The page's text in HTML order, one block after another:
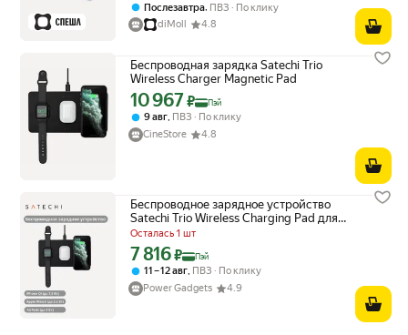
Послезавтра, ПВЗ
По клику
diMoll
4.8
Беспроводная зарядка Satechi Trio
Wireless Charger Magnetic Pad
Цена с картой Яндекс Пэй 10967 ₽ вместо
10 967₽ Пэй
9 авг, ПВЗ
По клику
CineStore
4.8
Беспроводное зарядное устройство
Satechi Trio Wireless Charging Pad для
телефона, часов и наушников (ST-
X3TWCPM), цвет серый
Осталась 1 шт
Цена с картой Яндекс Пэй 7816 ₽ вместо
7 816₽ Пэй
11 – 12 авг ПВЗ
По клику
Power Gadgets
4.9